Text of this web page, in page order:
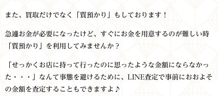
また、買取だけでなく「質預かり」もしております！
急遽お金が必要になったけど、すぐにお金を用意するのが難しい時
「質預かり」を利用してみませんか？
「せっかくお店に持って行ったのに思ったような金額にならなかっ
た・・・」なんて事態を避けるために、LINE査定で事前におおよそ
の金額を査定することもできますよ♪